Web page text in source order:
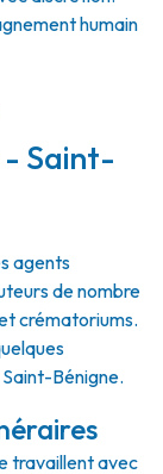
humain
Saint-
agents
de nombre
crématoriums.
Bénigne.
travaillent avec